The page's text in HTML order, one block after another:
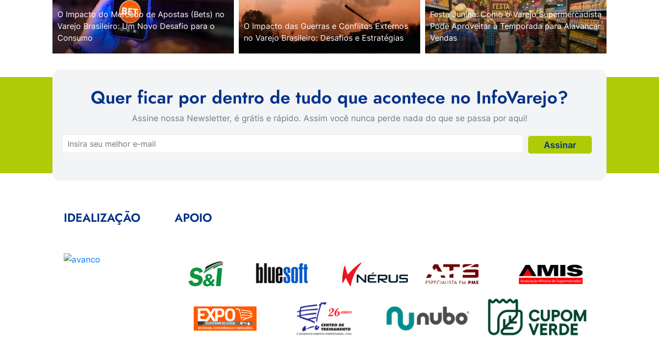
O Impacto do Mercado de Apostas (Bets) no
Varejo Brasileiro: Um Novo Desafio para o
Consumo
O Impacto das Guerras e Conflitos Externos
no Varejo Brasileiro: Desafios e Estratégias
Festa Junina: Como o Varejo Supermercadista
Pode Aproveitar a Temporada para Alavancar
Vendas
Quer ficar por dentro de tudo que acontece no InfoVarejo?
Assine nossa Newsletter, é grátis e rápido. Assim você nunca perde nada do que se passa por aqui!
IDEALIZAÇÃO APOIO